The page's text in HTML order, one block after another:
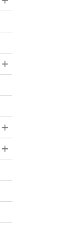
+
+
+